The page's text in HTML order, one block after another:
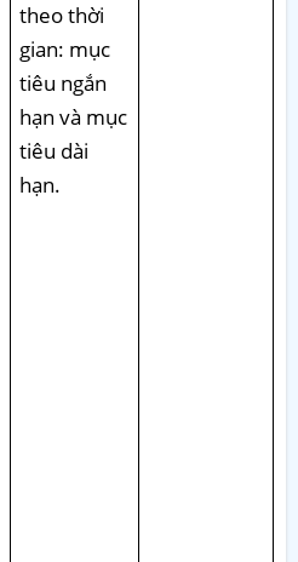
theo thời
gian: mục
tiêu ngắn
hạn và mục
tiêu dài
hạn.